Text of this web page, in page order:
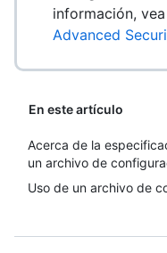
información,
Advanced
En este artículo
Acerca de la
un archivo de
Uso de un archivo de